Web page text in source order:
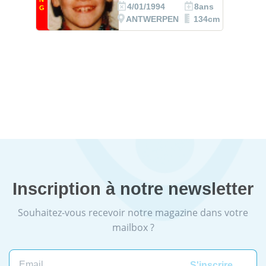
G
4/01/1994
ANTWERPEN
8ans
134cm
Inscription à notre newsletter
Souhaitez-vous recevoir notre magazine dans votre
mailbox ?
Email